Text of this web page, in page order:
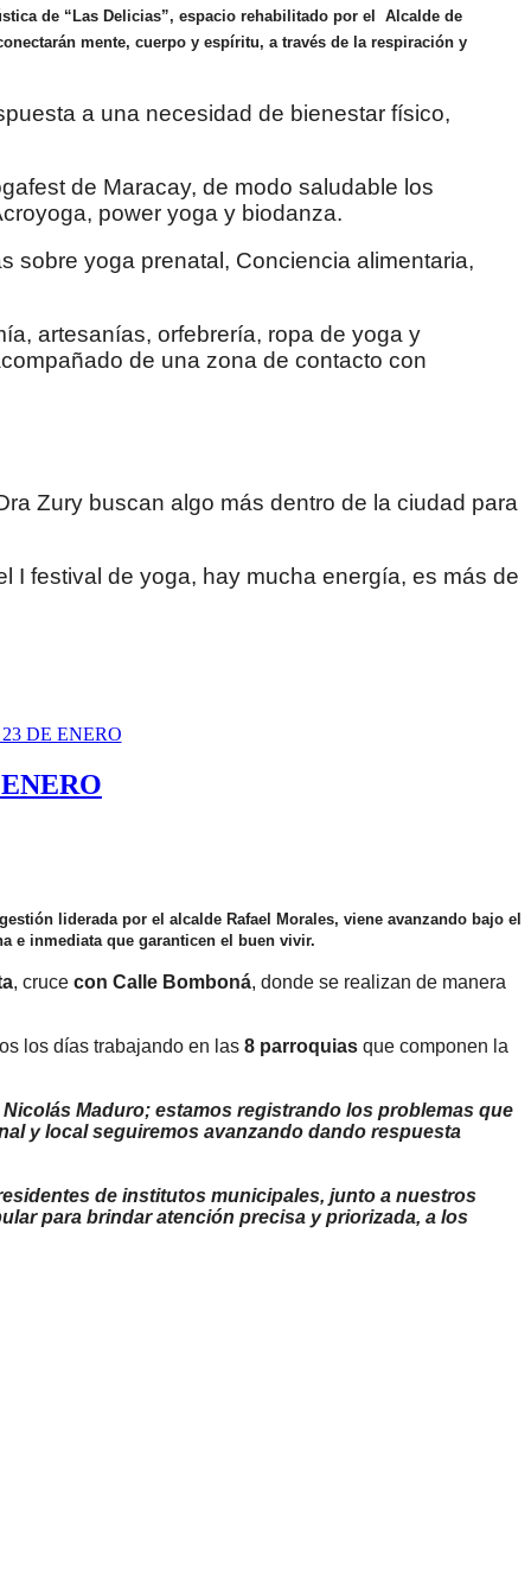
de “Las Delicias”, espacio rehabilitado por el Alcalde de
mente, cuerpo y espíritu, a través de la respiración y
a una necesidad de bienestar físico,
de Maracay, de modo saludable los
power yoga y biodanza.
sobre yoga prenatal, Conciencia alimentaria,
artesanías, orfebrería, ropa de yoga y
de una zona de contacto con
Zury buscan algo más dentro de la ciudad para
I festival de yoga, hay mucha energía, es más de
liderada por el alcalde Rafael Morales, viene avanzando bajo el
e inmediata que garanticen el buen vivir.
, cruce con Calle Bomboná, donde se realizan de manera
los días trabajando en las 8 parroquias que componen la
Maduro; estamos registrando los problemas que
y local seguiremos avanzando dando respuesta
de institutos municipales, junto a nuestros
para brindar atención precisa y priorizada, a los